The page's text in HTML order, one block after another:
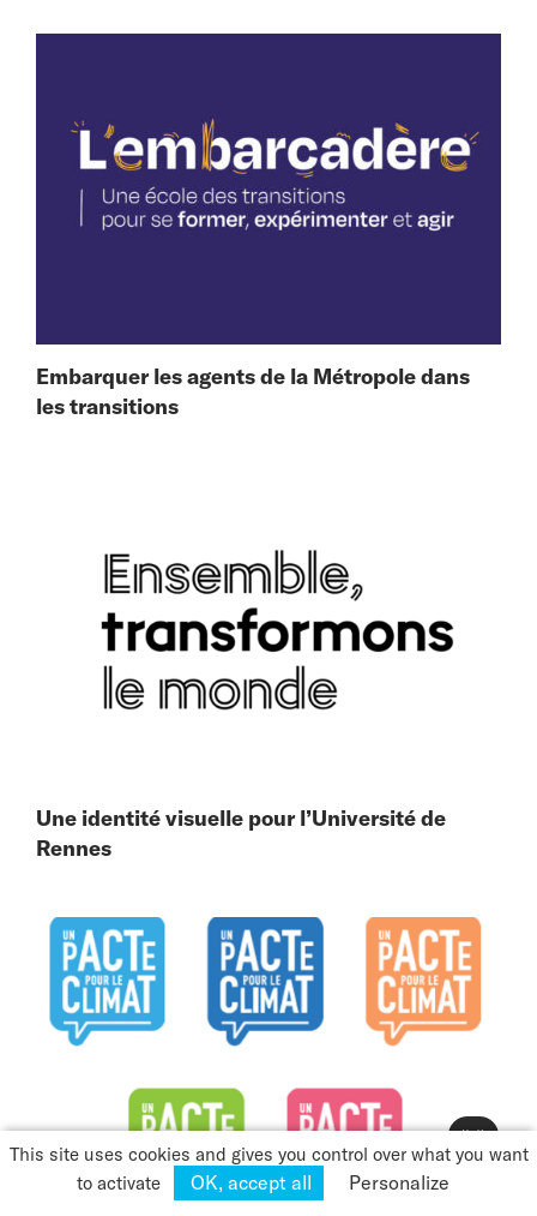
👋
Embarquer les agents de la Métropole dans
les transitions
Une identité visuelle pour l’Université de
Rennes
This site uses cookies and gives you control over what you want
to activate
OK, accept all Personalize